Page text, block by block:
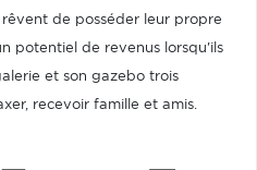
de posséder leur propre
potentiel de revenus lorsqu'ils
et son gazebo trois
recevoir famille et amis.